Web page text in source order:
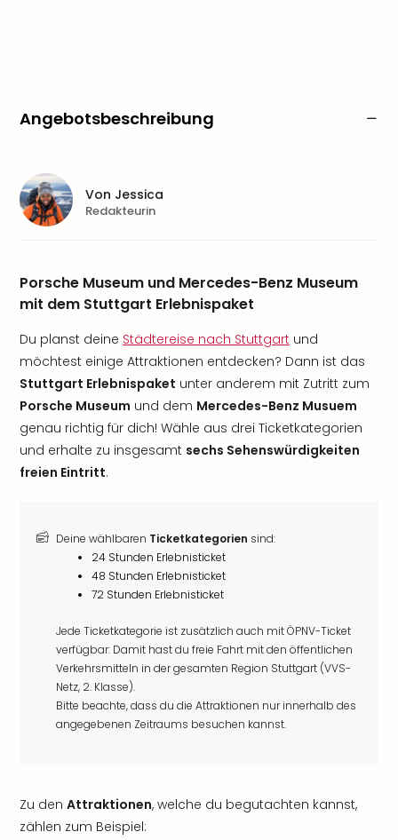
Angebotsbeschreibung
Porsche Museum und Mercedes-Benz Museum
mit dem Stuttgart Erlebnispaket
Du planst deine Städtereise nach Stuttgart und
möchtest einige Attraktionen entdecken? Dann ist das
Stuttgart Erlebnispaket unter anderem mit Zutritt zum
Porsche Museum und dem Mercedes-Benz Musuem
genau richtig für dich! Wähle aus drei Ticketkategorien
und erhalte zu insgesamt sechs Sehenswürdigkeiten
freien Eintritt.
Deine wählbaren Ticketkategorien sind:
24 Stunden Erlebnisticket
48 Stunden Erlebnisticket
72 Stunden Erlebnisticket
Jede Ticketkategorie ist zusätzlich auch mit ÖPNV-Ticket
verfügbar: Damit hast du freie Fahrt mit den öffentlichen
Verkehrsmitteln in der gesamten Region Stuttgart (VVS-
Netz, 2. Klasse).
Bitte beachte, dass du die Attraktionen nur innerhalb des
angegebenen Zeitraums besuchen kannst.
Zu den Attraktionen, welche du begutachten kannst,
zählen zum Beispiel:
Von Jessica
Redakteurin